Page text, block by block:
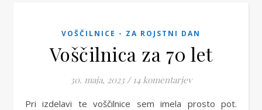
VOŠČILNICE - ZA ROJSTNI DAN
Voščilnica za 70 let
30. maja, 2023 / 14 komentarjev
Pri izdelavi te voščilnice sem imela prosto pot.